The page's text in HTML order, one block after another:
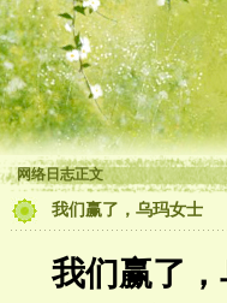
网络日志正文
我们赢了，乌玛女士
我们赢了